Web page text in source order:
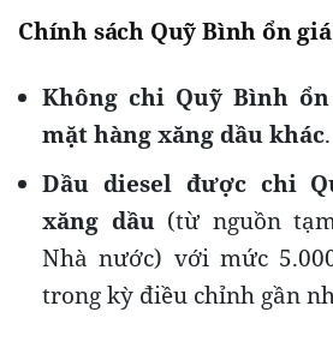
Chính sách Quỹ Bình ổn
Không chi Quỹ Bình
mặt hàng xăng dầu khác.
Dầu diesel được chi
xăng dầu(từ nguồn
Nhà nước) với mức
trong kỳ điều chỉnh gần